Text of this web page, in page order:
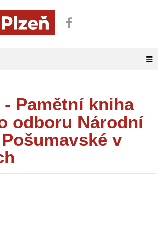
≡
Pamětní kniha
odboru Národní
v